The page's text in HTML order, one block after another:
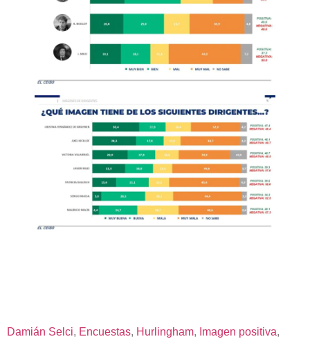
Damián Selci, Encuestas, Hurlingham, Imagen positiva